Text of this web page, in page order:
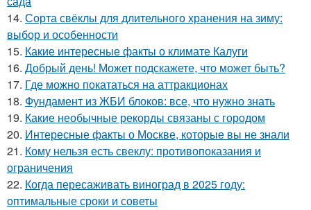
14. Сорта свёклы для длительного хранения на зиму:
выбор и особенности
15. Какие интересные факты о климате Калуги
16. Добрый день! Может подскажете, что может быть?
17. Где можно покататься на аттракционах
18. Фундамент из ЖБИ блоков: все, что нужно знать
19. Какие необычные рекорды связаны с городом
20. Интересные факты о Москве, которые вы не знали
21. Кому нельзя есть свеклу: противопоказания и
ограничения
22. Когда пересаживать виноград в 2025 году:
оптимальные сроки и советы